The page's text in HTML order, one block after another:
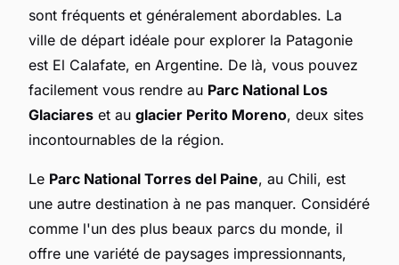
sont fréquents et généralement abordables. La
ville de départ idéale pour explorer la Patagonie
est El Calafate, en Argentine. De là, vous pouvez
facilement vous rendre au Parc National Los
Glaciares et au glacier Perito Moreno, deux sites
incontournables de la région.
Le Parc National Torres del Paine, au Chili, est
une autre destination à ne pas manquer. Considéré
comme l'un des plus beaux parcs du monde, il
offre une variété de paysages impressionnants,